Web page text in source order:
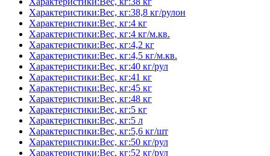
Характеристики:Вес, кг:38,8 кг/рулон
Характеристики:Вес, кг:4 кг
Характеристики:Вес, кг:4 кг/м.кв.
Характеристики:Вес, кг:4,2 кг
Характеристики:Вес, кг:4,5 кг/м.кв.
Характеристики:Вес, кг:40 кг/рул
Характеристики:Вес, кг:41 кг
Характеристики:Вес, кг:45 кг
Характеристики:Вес, кг:48 кг
Характеристики:Вес, кг:5 кг
Характеристики:Вес, кг:5 л
Характеристики:Вес, кг:5,6 кг/шт
Характеристики:Вес, кг:50 кг/рул
Характеристики:Вес, кг:52 кг/рул